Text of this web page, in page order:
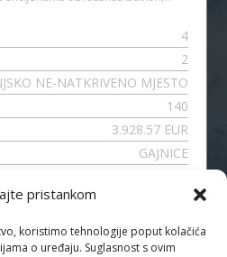
pristankom
koristimo tehnologije poput kolačića
o uređaju. Suglasnost s ovim
4
2
NE-NATKRIVENO MJESTO
140
3.928.57 EUR
GAJNICE